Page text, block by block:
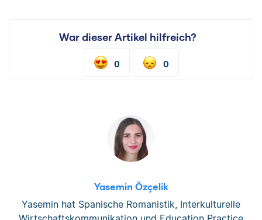
War dieser Artikel hilfreich?
0 0
Yasemin Özçelik
Yasemin hat Spanische Romanistik, Interkulturelle